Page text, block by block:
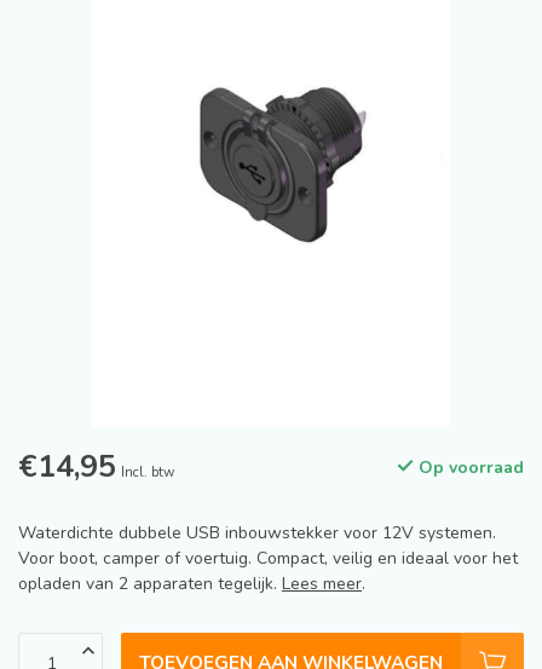
€14,95 Incl. btw Op voorraad
Waterdichte dubbele USB inbouwstekker voor 12V systemen.
Voor boot, camper of voertuig. Compact, veilig en ideaal voor het
opladen van 2 apparaten tegelijk. Lees meer.
TOEVOEGEN AAN WINKELWAGEN